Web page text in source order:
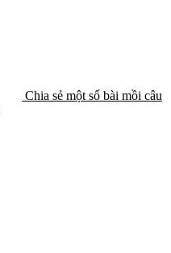
Chia sẻ một số bài mồi câu